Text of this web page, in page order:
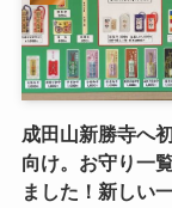
成田山新勝寺へ
向け。お守り一
ました！新しい